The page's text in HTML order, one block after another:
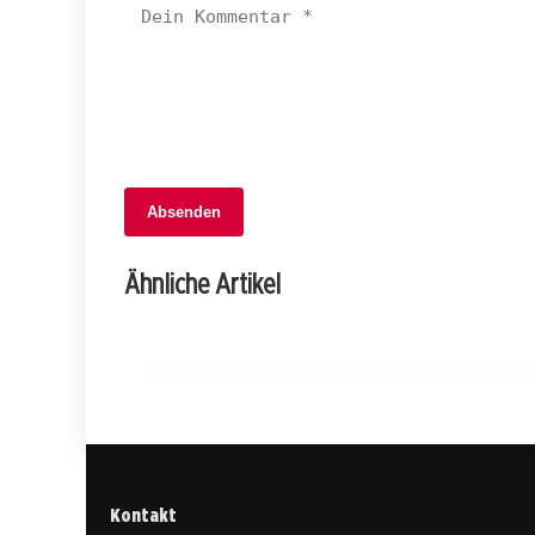
Absenden
Ähnliche Artikel
Schock in Mühlethurnen: Auto
überschlägt sich, Fahrer schwer
Kontakt